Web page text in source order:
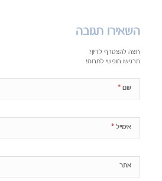
השאירו תגובה
רוצה להצטרף לדיון?
תרגישו חופשי לתרום!
שם*
אימייל*
אתר